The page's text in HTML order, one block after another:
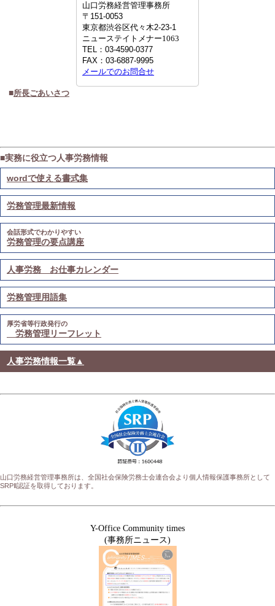
山口労務経営管理事務所
〒 151-0053
東京都渋谷区代々木2-23-1
ニューステイトメナー1063
TEL： 03-4590-0377
FAX： 03-6887-9995
メールでのお問合せ
■所長ごあいさつ
■実務に役立つ人事労務情報
wordで使える書式集
労務管理最新情報
会話形式でわかりやすい
労務管理の要点講座
人事労務 お仕事カレンダー
労務管理用語集
厚労省等行政発行の
労務管理リーフレット
人事労務情報一覧▲
山口労務経営管理事務所は、全国社会保険労務士会連合会より個人情報保護事務所として
SRPⅡ認証を取得しております。
Y-Office Community times
(事務所ニュース)